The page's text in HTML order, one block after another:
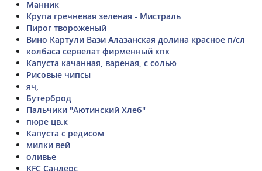
Манник
Крупа гречневая зеленая - Мистраль
Пирог твороженый
Вино Картули Вази Алазанская долина красное п/сл
колбаса сервелат фирменный кпк
Капуста качанная, вареная, с солью
Рисовые чипсы
яч,
Бутерброд
Пальчики "Аютинский Хлеб"
пюре цв.к
Капуста с редисом
милки вей
оливье
KFC Сандерс